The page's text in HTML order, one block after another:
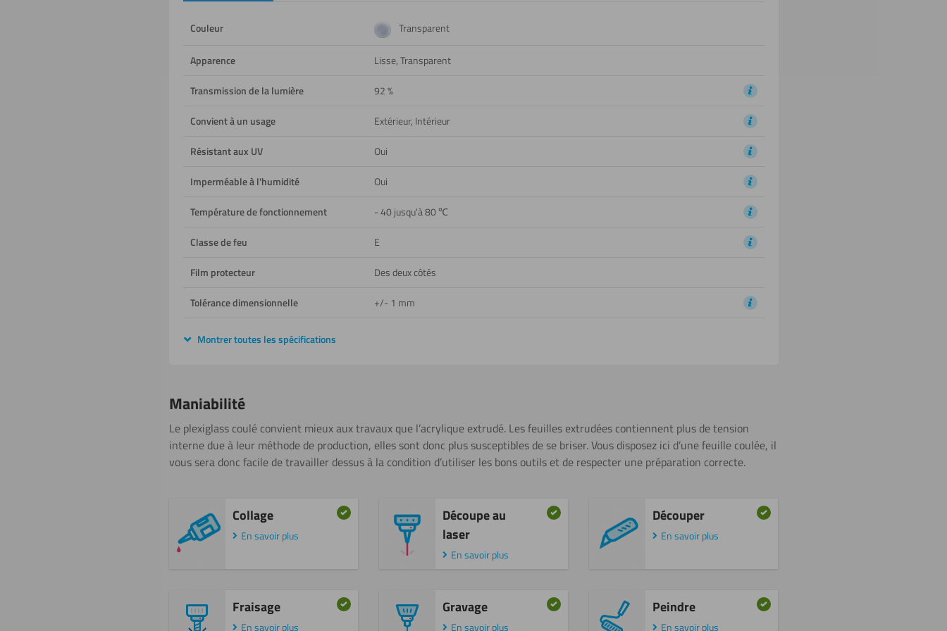
Couleur Transparent
Apparence Lisse, Transparent
Transmission de la lumière 92 %
Convient à un usage Extérieur, Intérieur
Résistant aux UV Oui
Imperméable à l'humidité Oui
Température de fonctionnement - 40 jusqu'à 80 ℃
Classe de feu E
Film protecteur Des deux côtés
Tolérance dimensionnelle +/- 1 mm
Montrer toutes les spécifications
Maniabilité
Le plexiglass coulé convient mieux aux travaux que l’acrylique extrudé. Les feuilles extrudées contiennent plus de tension
interne due à leur méthode de production, elles sont donc plus susceptibles de se briser. Vous disposez ici d’une feuille coulée, il
vous sera donc facile de travailler dessus à la condition d’utiliser les bons outils et de respecter une préparation correcte.
Collage
En savoir plus
Découpe au
laser
En savoir plus
Découper
En savoir plus
Fraisage
En savoir plus
Gravage
En savoir plus
Peindre
En savoir plus